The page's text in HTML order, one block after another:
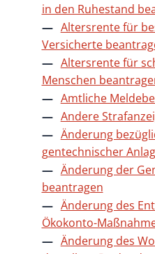
in den Ruhestand
Altersrente für
Versicherte
Altersrente für
Menschen
Amtliche
Andere
Änderung
gentechnischer
Änderung der
beantragen
Änderung des
Ökokonto-
Änderung des